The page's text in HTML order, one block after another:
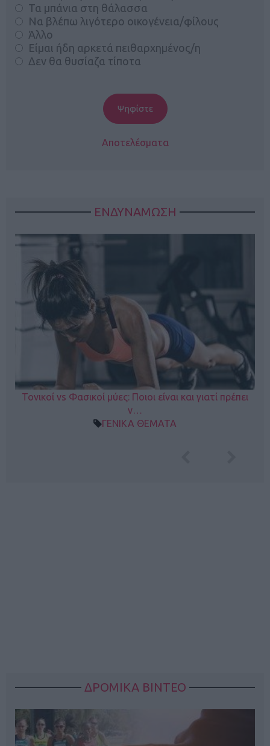
Τα μπάνια στη θάλασσα
Να βλέπω λιγότερο οικογένεια/φίλους
Άλλο
Είμαι ήδη αρκετά πειθαρχημένος/η
Δεν θα θυσίαζα τίποτα
Αποτελέσματα
ΕΝΔΥΝΑΜΩΣΗ
Τονικοί vs Φασικοί μύες: Ποιοι είναι και γιατί πρέπει
ν…
ΓΕΝΙΚΑ ΘΕΜΑΤΑ
ΔΡΟΜΙΚΑ ΒΙΝΤΕΟ